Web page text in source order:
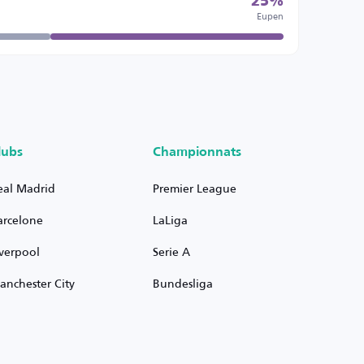
Eupen
Madrid
City
Championnats
Premier League
LaLiga
Serie A
Bundesliga